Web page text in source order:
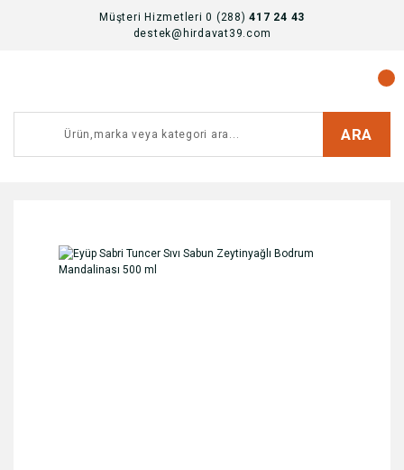
Müşteri Hizmetleri 0 (288)417 24 43
destek@hirdavat39.com
ARA